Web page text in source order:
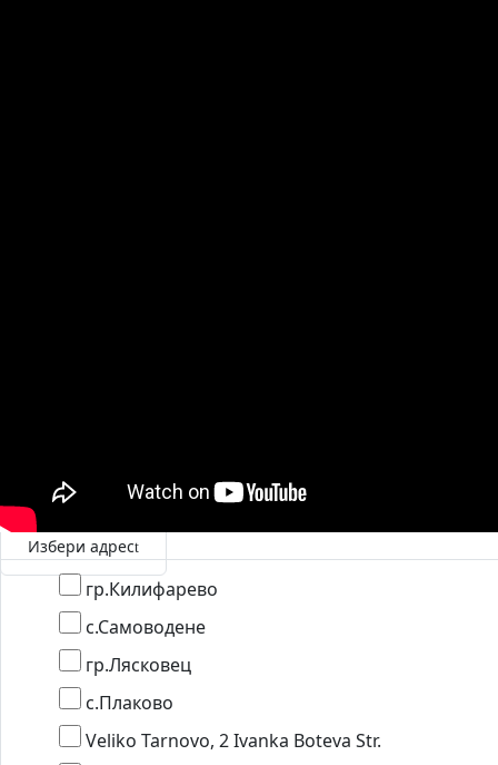
Избери адрес
гр.Килифарево
с.Самоводене
гр.Лясковец
с.Плаково
Veliko Tarnovo, 2 Ivanka Boteva Str.